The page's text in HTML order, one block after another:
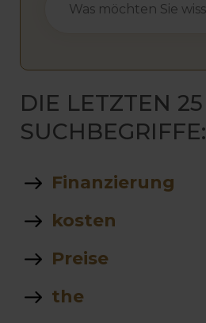
DIE LETZTEN 25
SUCHBEGRIFFE:
Finanzierung
kosten
Preise
the